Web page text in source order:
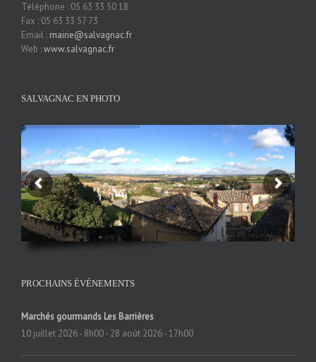
Téléphone : 05 63 33 50 18
Fax : 05 63 33 57 73
Email : mairie@salvagnac.fr
Web :www.salvagnac.fr
SALVAGNAC EN PHOTO
PROCHAINS ÉVÉNEMENTS
Marchés gourmands Les Barrières
10 juillet 2026 - 8h00- 28 août 2026 - 17h00